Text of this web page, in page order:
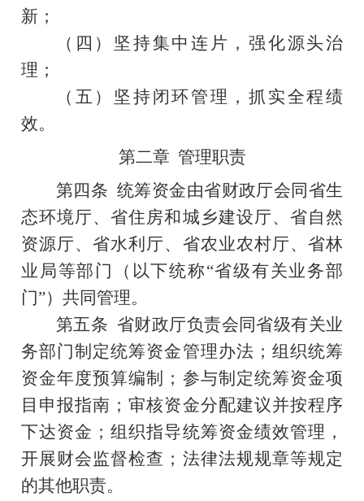
新；
（四）坚持集中连片，强化源头治
理；
（五）坚持闭环管理，抓实全程绩
效。
第二章 管理职责
第四条 统筹资金由省财政厅会同省生
态环境厅、省住房和城乡建设厅、省自然
资源厅、省水利厅、省农业农村厅、省林
业局等部门（以下统称“省级有关业务部
门”）共同管理。
第五条 省财政厅负责会同省级有关业
务部门制定统筹资金管理办法；组织统筹
资金年度预算编制；参与制定统筹资金项
目申报指南；审核资金分配建议并按程序
下达资金；组织指导统筹资金绩效管理，
开展财会监督检查；法律法规规章等规定
的其他职责。